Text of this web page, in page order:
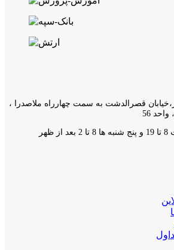
قصرالدشت به سمت چهارراه ملاصدرا ،